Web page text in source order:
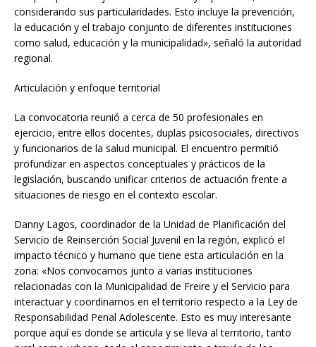
considerando sus particularidades. Esto incluye la prevención,
la educación y el trabajo conjunto de diferentes instituciones
como salud, educación y la municipalidad», señaló la autoridad
regional.
Articulación y enfoque territorial
La convocatoria reunió a cerca de 50 profesionales en
ejercicio, entre ellos docentes, duplas psicosociales, directivos
y funcionarios de la salud municipal. El encuentro permitió
profundizar en aspectos conceptuales y prácticos de la
legislación, buscando unificar criterios de actuación frente a
situaciones de riesgo en el contexto escolar.
Danny Lagos, coordinador de la Unidad de Planificación del
Servicio de Reinserción Social Juvenil en la región, explicó el
impacto técnico y humano que tiene esta articulación en la
zona: «Nos convocamos junto a varias instituciones
relacionadas con la Municipalidad de Freire y el Servicio para
interactuar y coordinarnos en el territorio respecto a la Ley de
Responsabilidad Penal Adolescente. Esto es muy interesante
porque aquí es donde se articula y se lleva al territorio, tanto